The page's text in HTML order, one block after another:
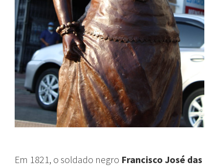
Em 1821, o soldado negro Francisco José das